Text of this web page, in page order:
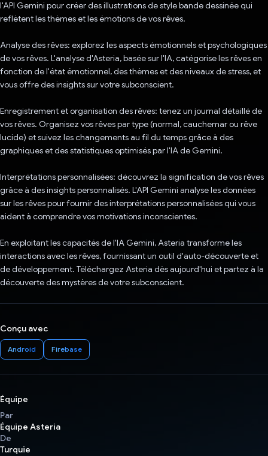
l'API Gemini pour créer des illustrations de style bande dessinée qui
reflètent les thèmes et les émotions de vos rêves.
Analyse des rêves: explorez les aspects émotionnels et psychologiques
de vos rêves. L'analyse d'Asteria, basée sur l'IA, catégorise les rêves en
fonction de l'état émotionnel, des thèmes et des niveaux de stress, et
vous offre des insights sur votre subconscient.
Enregistrement et organisation des rêves: tenez un journal détaillé de
vos rêves. Organisez vos rêves par type (normal, cauchemar ou rêve
lucide) et suivez les changements au fil du temps grâce à des
graphiques et des statistiques optimisés par l'IA de Gemini.
Interprétations personnalisées: découvrez la signification de vos rêves
grâce à des insights personnalisés. L'API Gemini analyse les données
sur les rêves pour fournir des interprétations personnalisées qui vous
aident à comprendre vos motivations inconscientes.
En exploitant les capacités de l'IA Gemini, Asteria transforme les
interactions avec les rêves, fournissant un outil d'auto-découverte et
de développement. Téléchargez Asteria dès aujourd'hui et partez à la
découverte des mystères de votre subconscient.
Conçu avec
Android Firebase
Équipe
Par
Équipe Asteria
De
Turquie